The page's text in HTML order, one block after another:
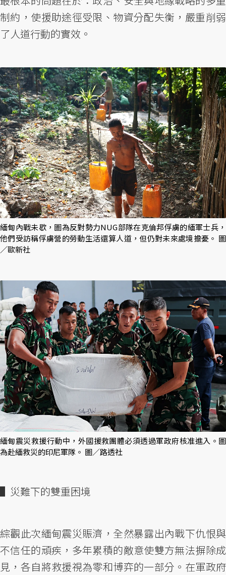
制約，使援助途徑受限、物資分配失衡，嚴重削弱
了人道行動的實效。
緬甸內戰未歇，圖為反對勢力NUG部隊在克倫邦俘虜的緬軍士兵，
他們受訪稱俘虜營的勞動生活還算人道，但仍對未來處境擔憂。 圖
／歐新社
緬甸震災救援行動中，外國援救團體必須透過軍政府核准進入。圖
為赴緬救災的印尼軍隊。 圖／路透社
▌災難下的雙重困境
綜觀此次緬甸震災賑濟，全然暴露出內戰下仇恨與
不信任的頑疾，多年累積的敵意使雙方無法摒除成
見，各自將救援視為零和博弈的一部分。在軍政府